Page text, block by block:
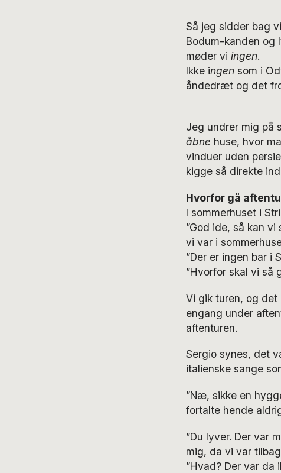
Så jeg sidder bag
Bodum-kanden og
møder vi ingen.
Ikke ingensom i
åndedræt og det
Jeg undrer mig på
åbne huse, hvor
vinduer uden
kigge så direkte
Hvorfor gå
I sommerhuset i
”God ide, så kan vi
vi var i
”Der er ingen bar i
”Hvorfor skal vi så
Vi gik turen, og
engang under
aftenturen.
Sergio synes, det
italienske sange
”Næ, sikke en
fortalte hende
”Du lyver. Der var
mig, da vi var
”Hvad? Der var da